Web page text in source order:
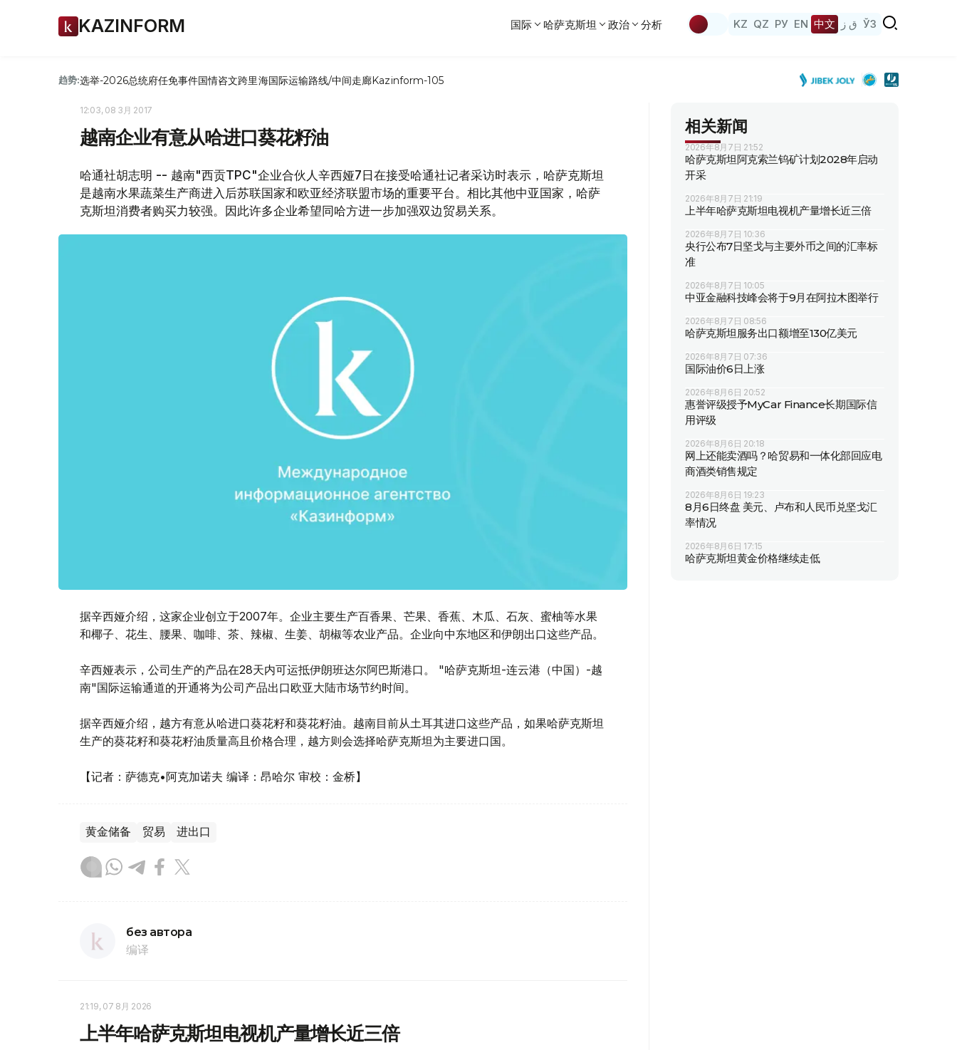
KAZINFORM 国际 哈萨克斯坦 政治 分析 KZ QZ РУ EN 中文 ق ز ЎЗ
趋势:选举-2026总统府任免事件国情咨文跨里海国际运输路线/中间走廊Kazinform-105
12:03, 08 3月 2017
越南企业有意从哈进口葵花籽油
哈通社胡志明 -- 越南"西贡TPC"企业合伙人辛西娅7日在接受哈通社记者采访时表示，哈萨克斯坦
是越南水果蔬菜生产商进入后苏联国家和欧亚经济联盟市场的重要平台。相比其他中亚国家，哈萨
克斯坦消费者购买力较强。因此许多企业希望同哈方进一步加强双边贸易关系。
据辛西娅介绍，这家企业创立于2007年。企业主要生产百香果、芒果、香蕉、木瓜、石灰、蜜柚等水果
和椰子、花生、腰果、咖啡、茶、辣椒、生姜、胡椒等农业产品。企业向中东地区和伊朗出口这些产品。
辛西娅表示，公司生产的产品在28天内可运抵伊朗班达尔阿巴斯港口。 "哈萨克斯坦-连云港（中国）-越
南"国际运输通道的开通将为公司产品出口欧亚大陆市场节约时间。
据辛西娅介绍，越方有意从哈进口葵花籽和葵花籽油。越南目前从土耳其进口这些产品，如果哈萨克斯坦
生产的葵花籽和葵花籽油质量高且价格合理，越方则会选择哈萨克斯坦为主要进口国。
【记者：萨德克•阿克加诺夫 编译：昂哈尔 审校：金桥】
黄金储备 贸易 进出口
без автора
编译
21:19, 07 8月 2026
上半年哈萨克斯坦电视机产量增长近三倍
相关新闻
2026年8月7日 21:52
哈萨克斯坦阿克索兰钨矿计划2028年启动
开采
2026年8月7日 21:19
上半年哈萨克斯坦电视机产量增长近三倍
2026年8月7日 10:36
央行公布7日坚戈与主要外币之间的汇率标
准
2026年8月7日 10:05
中亚金融科技峰会将于9月在阿拉木图举行
2026年8月7日 08:56
哈萨克斯坦服务出口额增至130亿美元
2026年8月7日 07:36
国际油价6日上涨
2026年8月6日 20:52
惠誉评级授予MyCar Finance长期国际信
用评级
2026年8月6日 20:18
网上还能卖酒吗？哈贸易和一体化部回应电
商酒类销售规定
2026年8月6日 19:23
8月6日终盘 美元、卢布和人民币兑坚戈汇
率情况
2026年8月6日 17:15
哈萨克斯坦黄金价格继续走低